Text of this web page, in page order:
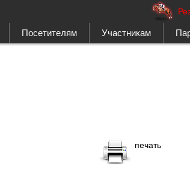
Посетителям Участникам
печать